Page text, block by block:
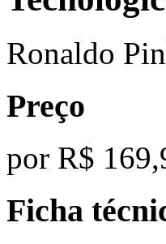
Ronaldo
Preço
por R$
Ficha